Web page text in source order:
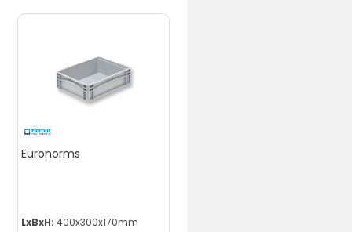
Euronorms
LxBxH: 400x300x170mm